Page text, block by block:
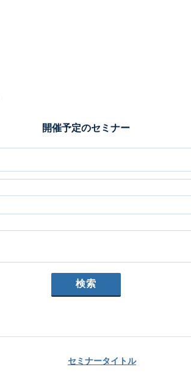
開催予定のセミナー
セミナータイトル